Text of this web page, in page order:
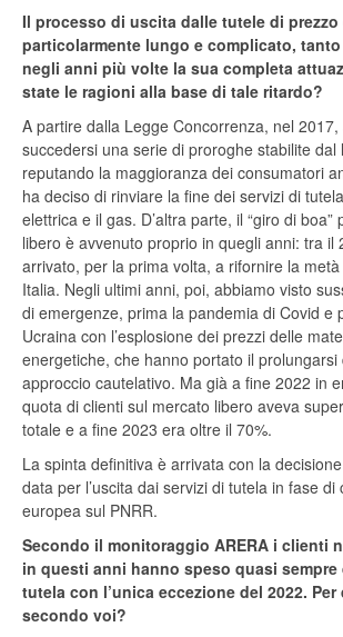
Il processo di uscita dalle tutele di prezzo
particolarmente lungo e complicato,
negli anni più volte la sua completa
state le ragioni alla base di tale ritardo?
A partire dalla Legge Concorrenza, nel
succedersi una serie di proroghe stabilite dal
reputando la maggioranza dei consumatori
ha deciso di rinviare la fine dei servizi di
elettrica e il gas. D’altra parte, il “giro di boa”
libero è avvenuto proprio in quegli anni: tra il
arrivato, per la prima volta, a rifornire la
Italia. Negli ultimi anni, poi, abbiamo visto
di emergenze, prima la pandemia di Covid e
Ucraina con l’esplosione dei prezzi delle
energetiche, che hanno portato il prolungarsi
approccio cautelativo. Ma già a fine 2022 in
quota di clienti sul mercato libero aveva
totale e a fine 2023 era oltre il 70%.
La spinta definitiva è arrivata con la
data per l’uscita dai servizi di tutela in fase di
europea sul PNRR.
Secondo il monitoraggio ARERA i clienti
in questi anni hanno speso quasi
tutela con l’unica eccezione del 2022.
secondo voi?